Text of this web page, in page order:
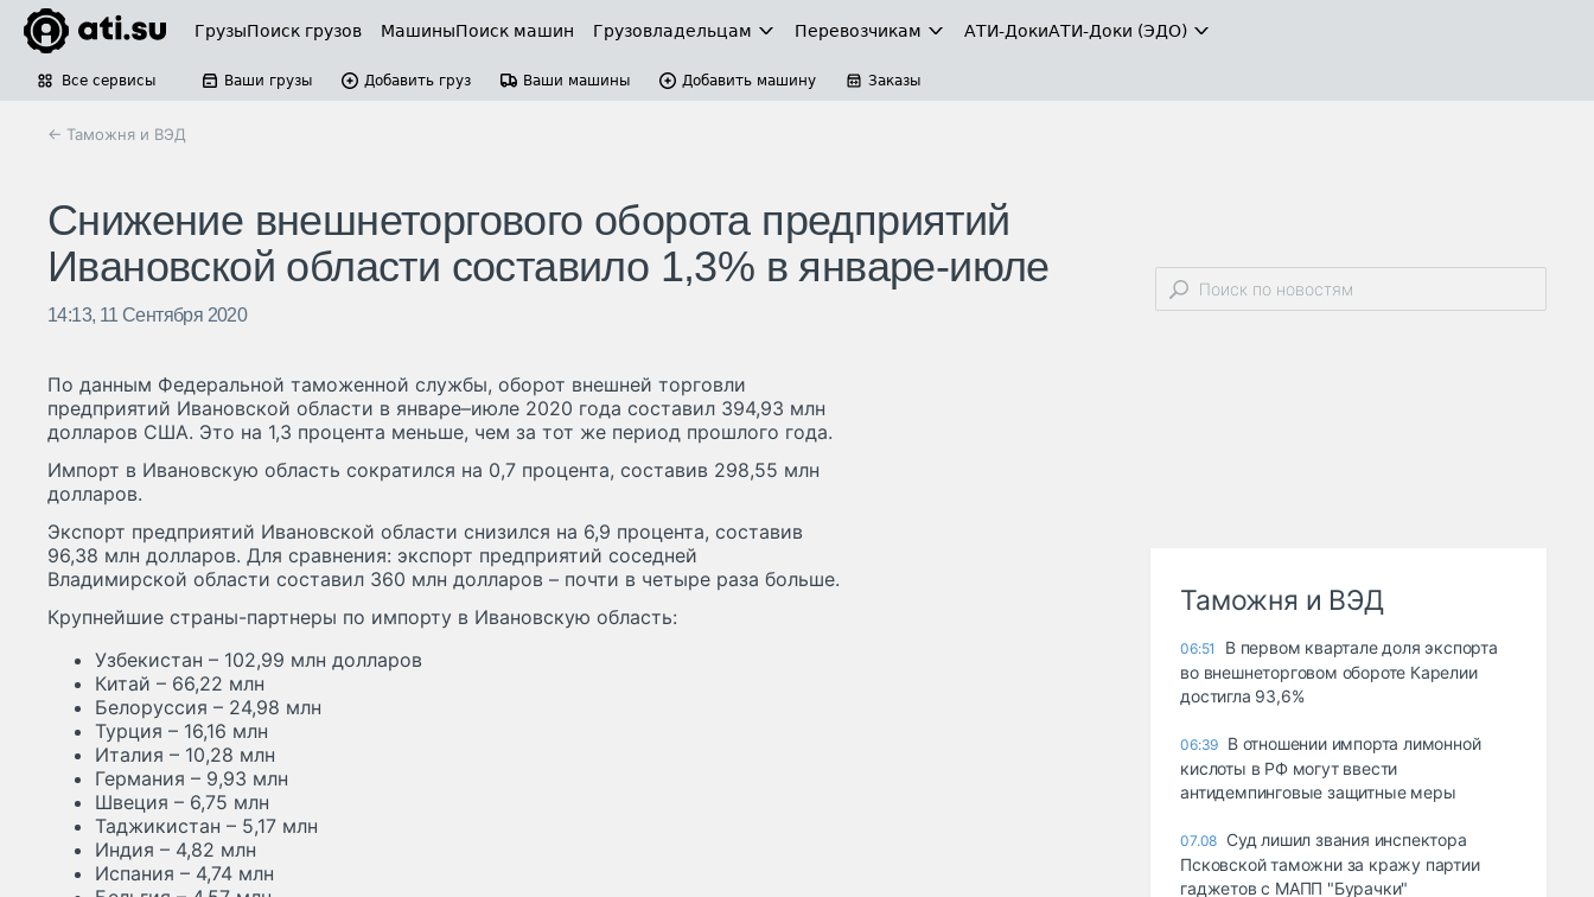
ГрузыПоиск грузов МашиныПоиск машин Грузовладельцам Перевозчикам АТИ-ДокиАТИ-Доки (ЭДО)
Все сервисы Ваши грузы Добавить груз Ваши машины Добавить машину Заказы
← Таможня и ВЭД
Снижение внешнеторгового оборота предприятий
Ивановской области составило 1,3% в январе-июле
14:13, 11 Сентября 2020
По данным Федеральной таможенной службы, оборот внешней торговли
предприятий Ивановской области в январе–июле 2020 года составил 394,93 млн
долларов США. Это на 1,3 процента меньше, чем за тот же период прошлого года.
Импорт в Ивановскую область сократился на 0,7 процента, составив 298,55 млн
долларов.
Экспорт предприятий Ивановской области снизился на 6,9 процента, составив
96,38 млн долларов. Для сравнения: экспорт предприятий соседней
Владимирской области составил 360 млн долларов – почти в четыре раза больше.
Крупнейшие страны-партнеры по импорту в Ивановскую область:
Узбекистан – 102,99 млн долларов
Китай – 66,22 млн
Белоруссия – 24,98 млн
Турция – 16,16 млн
Италия – 10,28 млн
Германия – 9,93 млн
Швеция – 6,75 млн
Таджикистан – 5,17 млн
Индия – 4,82 млн
Испания – 4,74 млн
Таможня и ВЭД
06:51
В первом квартале доля экспорта
во внешнеторговом обороте Карелии
достигла 93,6%
06:39 В отношении импорта лимонной
кислоты в РФ могут ввести
антидемпинговые защитные меры
07.08 Суд лишил звания инспектора
Псковской таможни за кражу партии
гаджетов с МАПП "Бурачки"